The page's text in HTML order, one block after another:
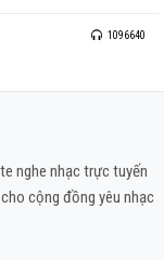
1096640
nghe nhạc trực tuyến
cộng đồng yêu nhạc